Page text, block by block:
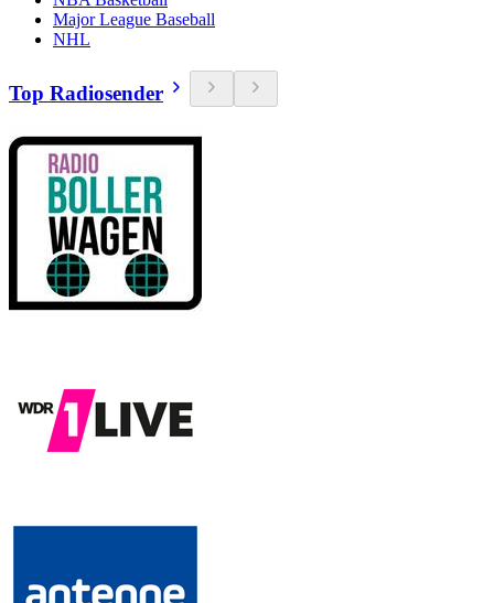
Major League Baseball
NHL
Top Radiosender